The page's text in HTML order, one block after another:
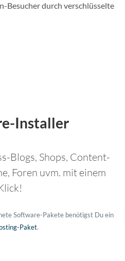
Besucher durch verschlüsselte
Installer
Blogs, Shops, Content-
Foren uvm. mit einem
Software-Pakete benötigst Du ein
Paket.